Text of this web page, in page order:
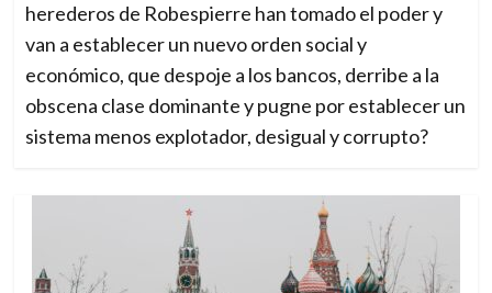
herederos de Robespierre han tomado el poder y
van a establecer un nuevo orden social y
económico, que despoje a los bancos, derribe a la
obscena clase dominante y pugne por establecer un
sistema menos explotador, desigual y corrupto?